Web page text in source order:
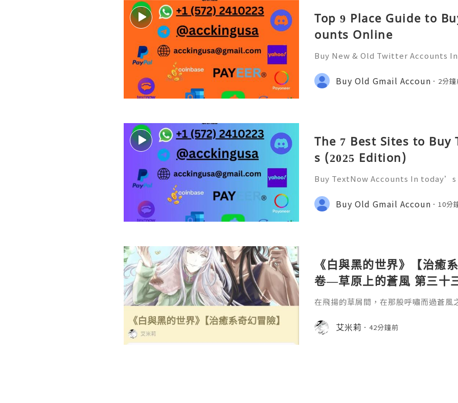
Top 9 Place Guide to
ounts Online
Buy New & Old Twitter Accounts
become essential tools for
arketing. Many people sear
Buy Old Gmail Accoun 2分
The 7 Best Sites to Buy
s (2025 Edition)
Buy TextNow Accounts In
ccessible than ever before.
ness operations, having a re
Buy Old Gmail Accoun 10分
《白與黑的世界》【治癒
卷—草原上的蒼風 第三
在飛揚的草屑間，在那股呼嘯而過蒼風
艾米莉 42分鐘前